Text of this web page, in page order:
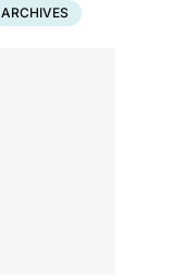
ARCHIVES